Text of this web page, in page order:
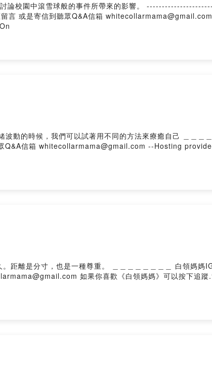
帶來的影響。 ---------------------------------------- 白領媽媽IG ：
信箱 whitecollarmama@gmail.com 如果你喜歡《白領媽媽》可以按下追蹤.留言.
Q&A信箱 whitecollarmama@gmail.com --Hosting
題，可以在評論區留言或是寄信到聽眾Q&A信箱